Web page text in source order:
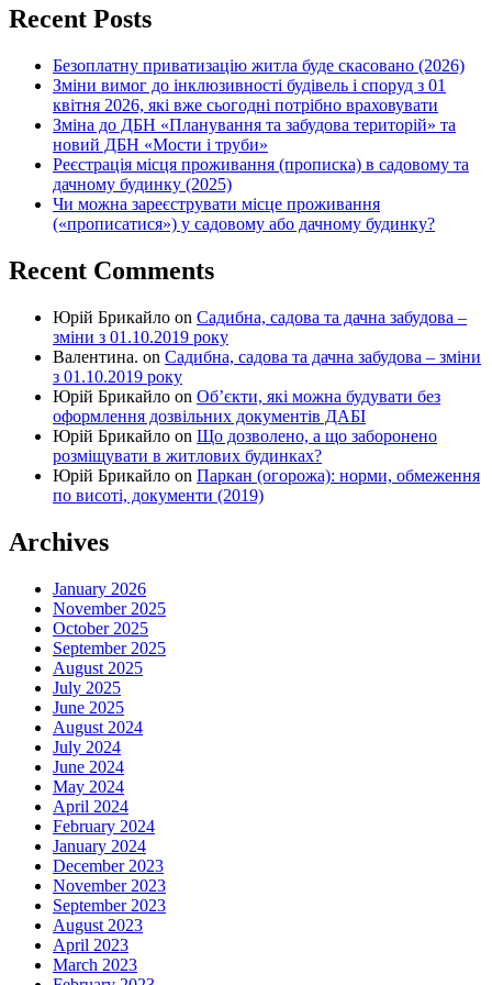
Recent Posts
Безоплатну приватизацію житла буде скасовано (2026)
Зміни вимог до інклюзивності будівель і споруд з 01
квітня 2026, які вже сьогодні потрібно враховувати
Зміна до ДБН «Планування та забудова територій» та
новий ДБН «Мости і труби»
Реєстрація місця проживання (прописка) в садовому та
дачному будинку (2025)
Чи можна зареєструвати місце проживання
(«прописатися») у садовому або дачному будинку?
Recent Comments
Юрій Брикайло on Садибна, садова та дачна забудова –
зміни з 01.10.2019 року
Валентина. on Садибна, садова та дачна забудова – зміни
з 01.10.2019 року
Юрій Брикайло on Об’єкти, які можна будувати без
оформлення дозвільних документів ДАБІ
Юрій Брикайло on Що дозволено, а що заборонено
розміщувати в житлових будинках?
Юрій Брикайло on Паркан (огорожа): норми, обмеження
по висоті, документи (2019)
Archives
January 2026
November 2025
October 2025
September 2025
August 2025
July 2025
June 2025
August 2024
July 2024
June 2024
May 2024
April 2024
February 2024
January 2024
December 2023
November 2023
September 2023
August 2023
April 2023
March 2023